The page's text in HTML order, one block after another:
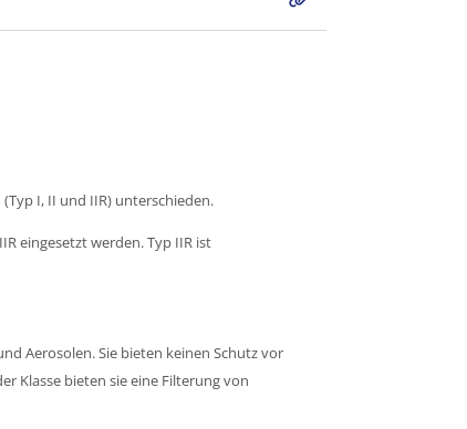
I, II und IIR) unterschieden.
eingesetzt werden. Typ IIR ist
Aerosolen. Sie bieten keinen Schutz vor
Klasse bieten sie eine Filterung von